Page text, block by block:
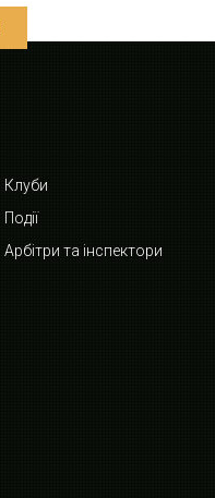
Клуби
Події
Арбітри та інспектори